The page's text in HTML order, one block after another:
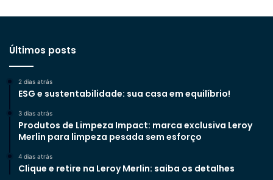
Últimos posts
2 dias atrás
ESG e sustentabilidade: sua casa em equilíbrio!
3 dias atrás
Produtos de Limpeza Impact: marca exclusiva Leroy
Merlin para limpeza pesada sem esforço
4 dias atrás
Clique e retire na Leroy Merlin: saiba os detalhes